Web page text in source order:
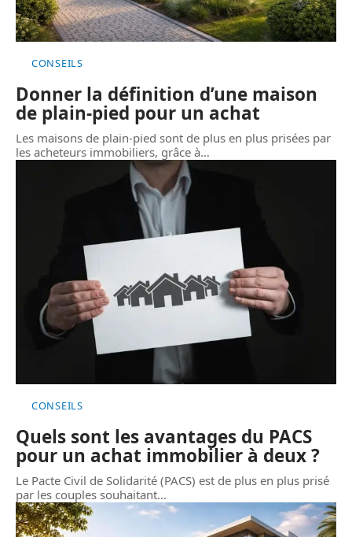
CONSEILS
Donner la définition d’une maison
de plain-pied pour un achat
Les maisons de plain-pied sont de plus en plus prisées par
les acheteurs immobiliers, grâce à…
CONSEILS
Quels sont les avantages du PACS
pour un achat immobilier à deux ?
Le Pacte Civil de Solidarité (PACS) est de plus en plus prisé
par les couples souhaitant…